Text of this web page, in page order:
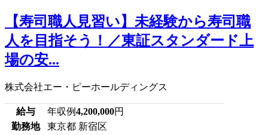
【寿司職人見習い】未経験から寿司職
人を目指そう！／東証スタンダード上
場の安...
株式会社エー・ピーホールディングス
給与 年収例4,200,000円
勤務地
東京都 新宿区